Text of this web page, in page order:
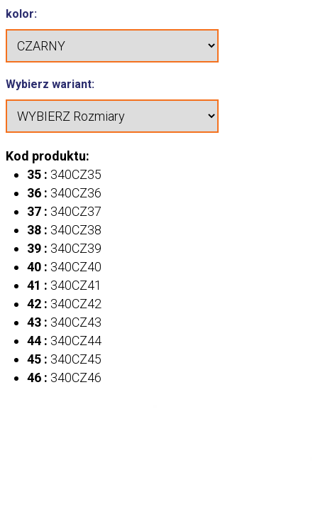
kolor:
Wybierz wariant:
Kod produktu:
35 : 340CZ35
36 : 340CZ36
37 : 340CZ37
38 : 340CZ38
39 : 340CZ39
40 : 340CZ40
41 : 340CZ41
42 : 340CZ42
43 : 340CZ43
44 : 340CZ44
45 : 340CZ45
46 : 340CZ46